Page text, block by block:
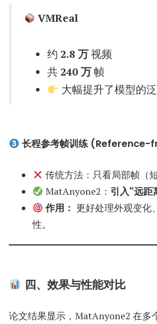
VMReal
约 2.8 万视频
共 240 万帧
大幅提升了模型的泛
长程参考帧训练
传统方法：只看局部帧（短
MatAnyone2： 引入“远距
作用： 更好处理外观变化
性。
四、效果与性能对比
论文结果显示，MatAnyone2 在多